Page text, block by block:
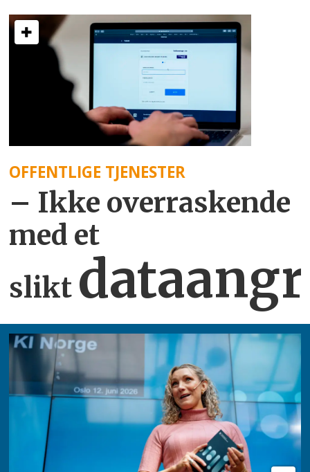
OFFENTLIGE TJENESTER
– Ikke overraskende
med et
slikt